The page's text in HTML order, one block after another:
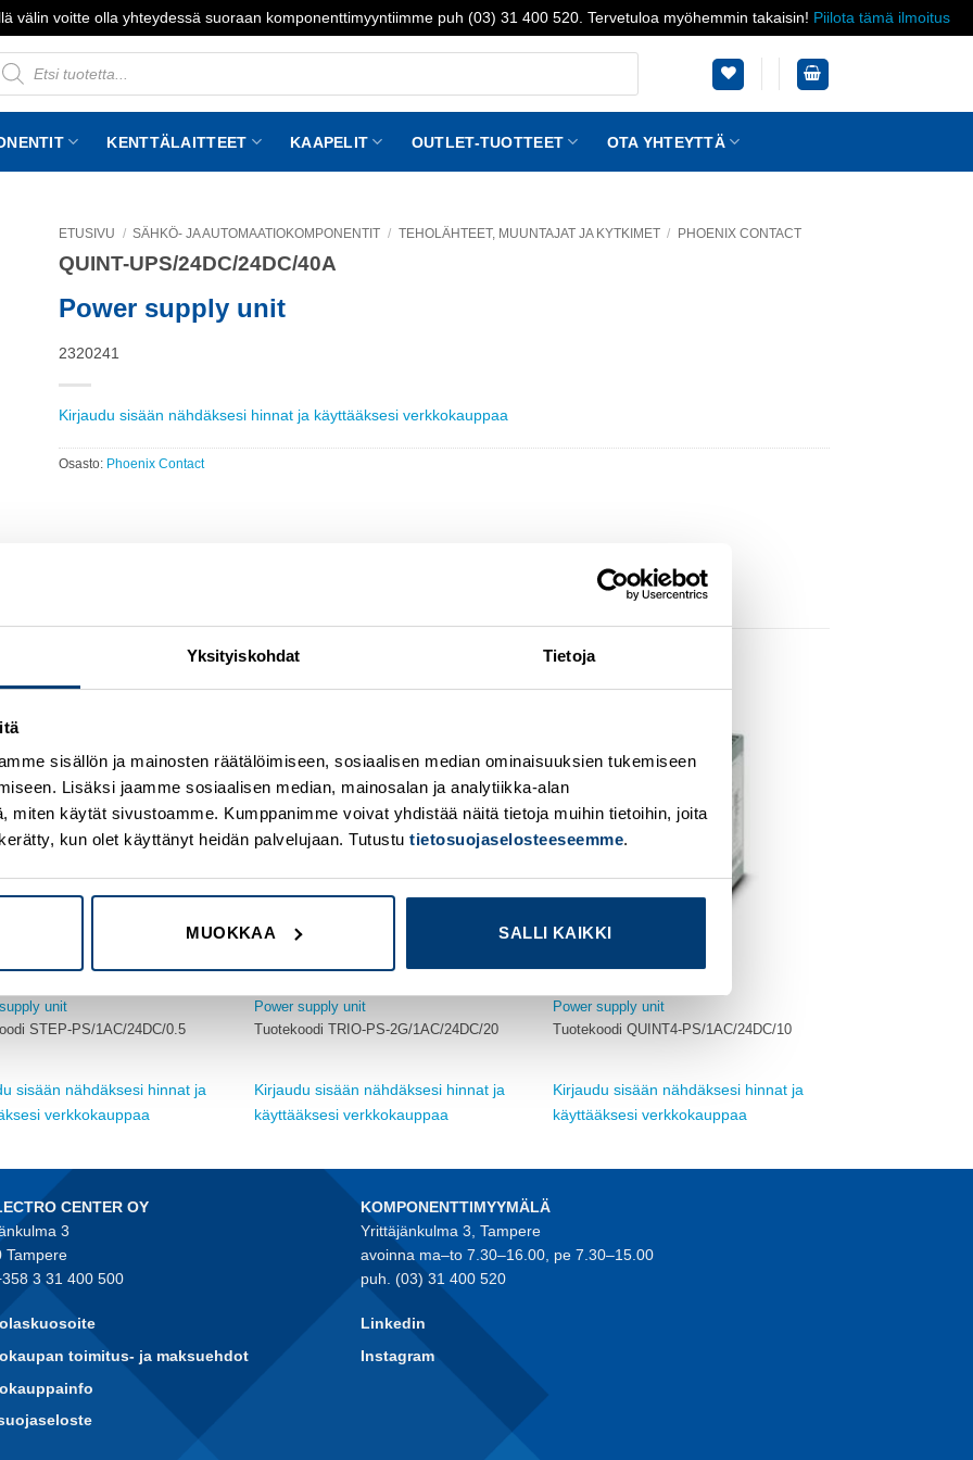
Yksityiskohdat Tietoja
sisällön ja mainosten räätälöimiseen, sosiaalisen median ominaisuuksien tukemiseen
Lisäksi jaamme sosiaalisen median, mainosalan ja analytiikka-alan
miten käytät sivustoamme. Kumppanimme voivat yhdistää näitä tietoja muihin tietoihin, joita
kun olet käyttänyt heidän palvelujaan. Tutustu tietosuojaselosteeseemme.
MUOKKAA SALLI KAIKKI
välin voitte olla yhteydessä suoraan komponenttimyyntiimme puh (03) 31 400 520. Tervetuloa myöhemmin takaisin! Piilota tämä ilmoitus
KENTTÄLAITTEET KAAPELIT OUTLET-TUOTTEET OTA YHTEYTTÄ
ETUSIVU / SÄHKÖ- JA AUTOMAATIOKOMPONENTIT / TEHOLÄHTEET, MUUNTAJAT JA KYTKIMET / PHOENIX CONTACT
QUINT-UPS/24DC/24DC/40A
Power supply unit
2320241
Kirjaudu sisään nähdäksesi hinnat ja käyttääksesi verkkokauppaa
Osasto: Phoenix Contact
wishlist
unit
STEP-PS/1AC/24DC/0.5
sisään nähdäksesi hinnat ja
verkkokauppaa
wishlist
Power supply unit
Tuotekoodi TRIO-PS-2G/1AC/24DC/20
Kirjaudu sisään nähdäksesi hinnat ja
käyttääksesi verkkokauppaa
Power supply unit
Tuotekoodi QUINT4-PS/1AC/24DC/10
Kirjaudu sisään nähdäksesi hinnat ja
käyttääksesi verkkokauppaa
CENTER OY
3
Tampere
3 31 400 500
toimitus- ja maksuehdot
KOMPONENTTIMYYMÄLÄ
Yrittäjänkulma 3, Tampere
avoinna ma–to 7.30–16.00, pe 7.30–15.00
puh. (03) 31 400 520
Linkedin
Instagram